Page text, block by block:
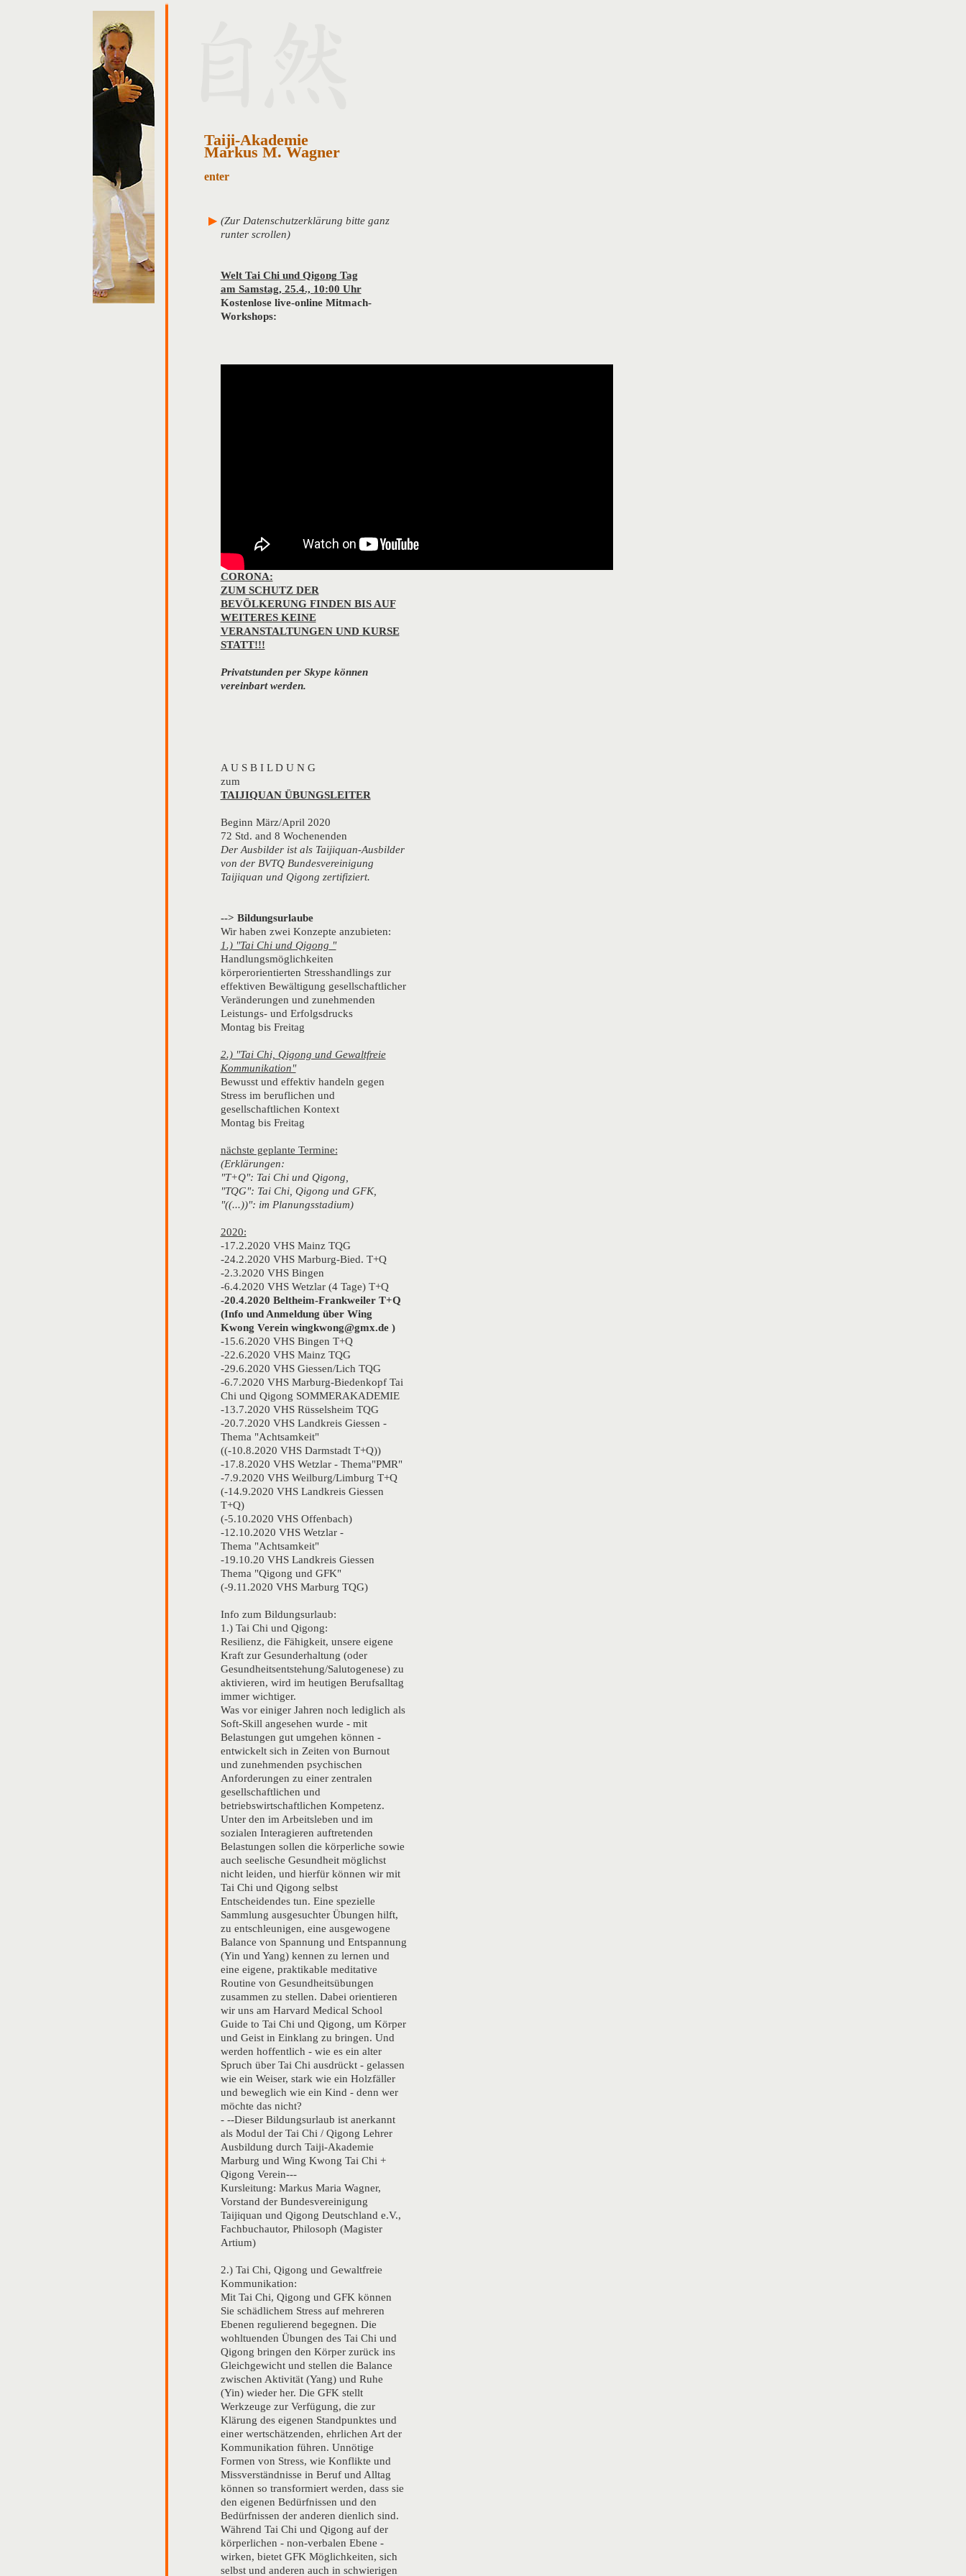
Taiji-Akademie
Markus M. Wagner
enter
(Zur Datenschutzerklärung bitte ganz
runter scrollen)
Welt Tai Chi und Qigong Tag
am Samstag, 25.4., 10:00 Uhr
Kostenlose live-online Mitmach-
Workshops:
CORONA:
ZUM SCHUTZ DER
BEVÖLKERUNG FINDEN BIS AUF
WEITERES KEINE
VERANSTALTUNGEN UND KURSE
STATT!!!
Privatstunden per Skype können
vereinbart werden.
A U S B I L D U N G
zum
TAIJIQUAN ÜBUNGSLEITER
Beginn März/April 2020
72 Std. and 8 Wochenenden
Der Ausbilder ist als Taijiquan-Ausbilder
von der BVTQ Bundesvereinigung
Taijiquan und Qigong zertifiziert.
--> Bildungsurlaube
Wir haben zwei Konzepte anzubieten:
1.) "Tai Chi und Qigong "
Handlungsmöglichkeiten
körperorientierten Stresshandlings zur
effektiven Bewältigung gesellschaftlicher
Veränderungen und zunehmenden
Leistungs- und Erfolgsdrucks
Montag bis Freitag
2.) "Tai Chi, Qigong und Gewaltfreie
Kommunikation"
Bewusst und effektiv handeln gegen
Stress im beruflichen und
gesellschaftlichen Kontext
Montag bis Freitag
nächste geplante Termine:
(Erklärungen:
"T+Q": Tai Chi und Qigong,
"TQG": Tai Chi, Qigong und GFK,
"((...))": im Planungsstadium)
2020:
-17.2.2020 VHS Mainz TQG
-24.2.2020 VHS Marburg-Bied. T+Q
-2.3.2020 VHS Bingen
-6.4.2020 VHS Wetzlar (4 Tage) T+Q
-20.4.2020 Beltheim-Frankweiler T+Q
(Info und Anmeldung über Wing
Kwong Verein wingkwong@gmx.de )
-15.6.2020 VHS Bingen T+Q
-22.6.2020 VHS Mainz TQG
-29.6.2020 VHS Giessen/Lich TQG
-6.7.2020 VHS Marburg-Biedenkopf Tai
Chi und Qigong SOMMERAKADEMIE
-13.7.2020 VHS Rüsselsheim TQG
-20.7.2020 VHS Landkreis Giessen -
Thema "Achtsamkeit"
((-10.8.2020 VHS Darmstadt T+Q))
-17.8.2020 VHS Wetzlar - Thema"PMR"
-7.9.2020 VHS Weilburg/Limburg T+Q
(-14.9.2020 VHS Landkreis Giessen
T+Q)
(-5.10.2020 VHS Offenbach)
-12.10.2020 VHS Wetzlar -
Thema "Achtsamkeit"
-19.10.20 VHS Landkreis Giessen
Thema "Qigong und GFK"
(-9.11.2020 VHS Marburg TQG)
Info zum Bildungsurlaub:
1.) Tai Chi und Qigong:
Resilienz, die Fähigkeit, unsere eigene
Kraft zur Gesunderhaltung (oder
Gesundheitsentstehung/Salutogenese) zu
aktivieren, wird im heutigen Berufsalltag
immer wichtiger.
Was vor einiger Jahren noch lediglich als
Soft-Skill angesehen wurde - mit
Belastungen gut umgehen können -
entwickelt sich in Zeiten von Burnout
und zunehmenden psychischen
Anforderungen zu einer zentralen
gesellschaftlichen und
betriebswirtschaftlichen Kompetenz.
Unter den im Arbeitsleben und im
sozialen Interagieren auftretenden
Belastungen sollen die körperliche sowie
auch seelische Gesundheit möglichst
nicht leiden, und hierfür können wir mit
Tai Chi und Qigong selbst
Entscheidendes tun. Eine spezielle
Sammlung ausgesuchter Übungen hilft,
zu entschleunigen, eine ausgewogene
Balance von Spannung und Entspannung
(Yin und Yang) kennen zu lernen und
eine eigene, praktikable meditative
Routine von Gesundheitsübungen
zusammen zu stellen. Dabei orientieren
wir uns am Harvard Medical School
Guide to Tai Chi und Qigong, um Körper
und Geist in Einklang zu bringen. Und
werden hoffentlich - wie es ein alter
Spruch über Tai Chi ausdrückt - gelassen
wie ein Weiser, stark wie ein Holzfäller
und beweglich wie ein Kind - denn wer
möchte das nicht?
- --Dieser Bildungsurlaub ist anerkannt
als Modul der Tai Chi / Qigong Lehrer
Ausbildung durch Taiji-Akademie
Marburg und Wing Kwong Tai Chi +
Qigong Verein---
Kursleitung: Markus Maria Wagner,
Vorstand der Bundesvereinigung
Taijiquan und Qigong Deutschland e.V.,
Fachbuchautor, Philosoph (Magister
Artium)
2.) Tai Chi, Qigong und Gewaltfreie
Kommunikation:
Mit Tai Chi, Qigong und GFK können
Sie schädlichem Stress auf mehreren
Ebenen regulierend begegnen. Die
wohltuenden Übungen des Tai Chi und
Qigong bringen den Körper zurück ins
Gleichgewicht und stellen die Balance
zwischen Aktivität (Yang) und Ruhe
(Yin) wieder her. Die GFK stellt
Werkzeuge zur Verfügung, die zur
Klärung des eigenen Standpunktes und
einer wertschätzenden, ehrlichen Art der
Kommunikation führen. Unnötige
Formen von Stress, wie Konflikte und
Missverständnisse in Beruf und Alltag
können so transformiert werden, dass sie
den eigenen Bedürfnissen und den
Bedürfnissen der anderen dienlich sind.
Während Tai Chi und Qigong auf der
körperlichen - non-verbalen Ebene -
wirken, bietet GFK Möglichkeiten, sich
selbst und anderen auch in schwierigen